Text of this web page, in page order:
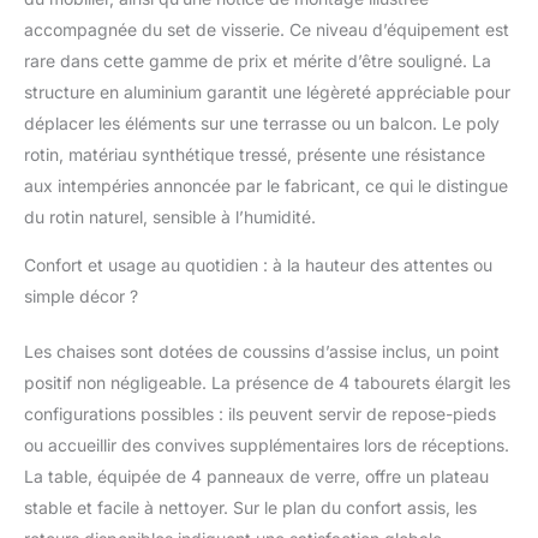
ET FACILITÉ DE
RANGEMENT: Nos
fauteuils en rotin et
tabourets pouf
confort inégalé et une
solution pratique pour
les petits espaces. Les
coussins moelleux
avec deux sets de
toujours impeccable.
Idéal pour créer un coin
cosy sur votre balcon
ou dans votre jardin
ET ENTRETIEN FACILE:
Conçu pour durer, ce
accompagnée du set de visserie. Ce niveau d’équipement est
rare dans cette gamme de prix et mérite d’être souligné. La
structure en aluminium garantit une légèreté appréciable pour
déplacer les éléments sur une terrasse ou un balcon. Le poly
rotin, matériau synthétique tressé, présente une résistance
aux intempéries annoncée par le fabricant, ce qui le distingue
du rotin naturel, sensible à l’humidité.
Confort et usage au quotidien : à la hauteur des attentes ou
simple décor ?
Les chaises sont dotées de coussins d’assise inclus, un point
positif non négligeable. La présence de 4 tabourets élargit les
configurations possibles : ils peuvent servir de repose-pieds
ou accueillir des convives supplémentaires lors de réceptions.
La table, équipée de 4 panneaux de verre, offre un plateau
stable et facile à nettoyer. Sur le plan du confort assis, les